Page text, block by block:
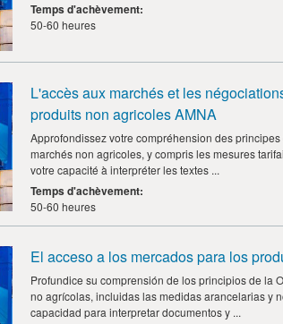
Temps d'achèvement:
50-60 heures
L'accès aux marchés et les
produits non agricoles AMNA
Approfondissez votre compréhension des
marchés non agricoles, y compris les mesures
votre capacité à interpréter les textes ...
Temps d'achèvement:
50-60 heures
El acceso a los mercados para los
Profundice su comprensión de los principios de la
no agrícolas, incluidas las medidas arancelarias y
capacidad para interpretar documentos y ...